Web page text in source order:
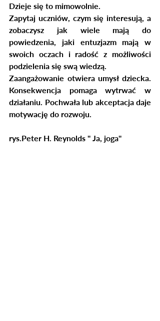
Dzieje się to mimowolnie.
Zapytaj uczniów, czym się interesują, a
zobaczysz jak wiele mają do
powiedzenia, jaki entuzjazm mają w
swoich oczach i radość z możliwości
podzielenia się swą wiedzą.
Zaangażowanie otwiera umysł dziecka.
Konsekwencja pomaga wytrwać w
działaniu. Pochwała lub akceptacja daje
motywację do rozwoju.
rys.Peter H. Reynolds " Ja, joga"